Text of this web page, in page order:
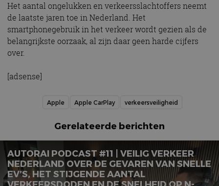
Het aantal ongelukken en verkeersslachtoffers neemt
de laatste jaren toe in Nederland. Het
smartphonegebruik in het verkeer wordt gezien als de
belangrijkste oorzaak, al zijn daar geen harde cijfers
over.
[adsense]
Apple Apple CarPlay verkeersveiligheid
Gerelateerde berichten
AUTORAI PODCAST #11 | VEILIG VERKEER
NEDERLAND OVER DE GEVAREN VAN SNELLE
EV’S, HET STIJGENDE AANTAL